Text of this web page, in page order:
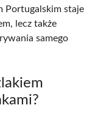
Portugalskim staje
lecz także
samego